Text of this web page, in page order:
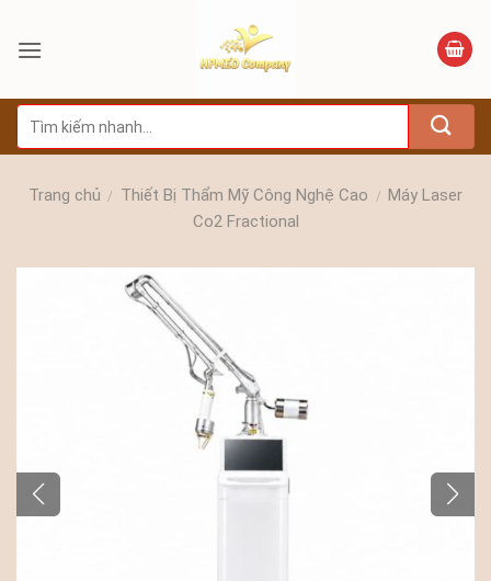
qua
dung
kiếm:
Trang chủ / Thiết Bị Thẩm Mỹ Công Nghệ Cao / Máy Laser
Co2 Fractional